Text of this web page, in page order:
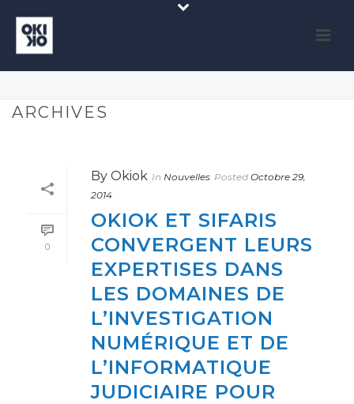
ARCHIVES
0
By Okiok In Nouvelles Posted Octobre 29,
2014
OKIOK ET SIFARIS
CONVERGENT LEURS
EXPERTISES DANS
LES DOMAINES DE
L’INVESTIGATION
NUMÉRIQUE ET DE
L’INFORMATIQUE
JUDICIAIRE POUR